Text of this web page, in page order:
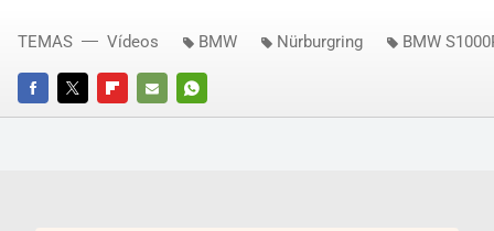
FACEBOOKTWITTERFLIPBOARD
E-
WHATSAPP
TEMAS Vídeos BMW Nürburgring BMW